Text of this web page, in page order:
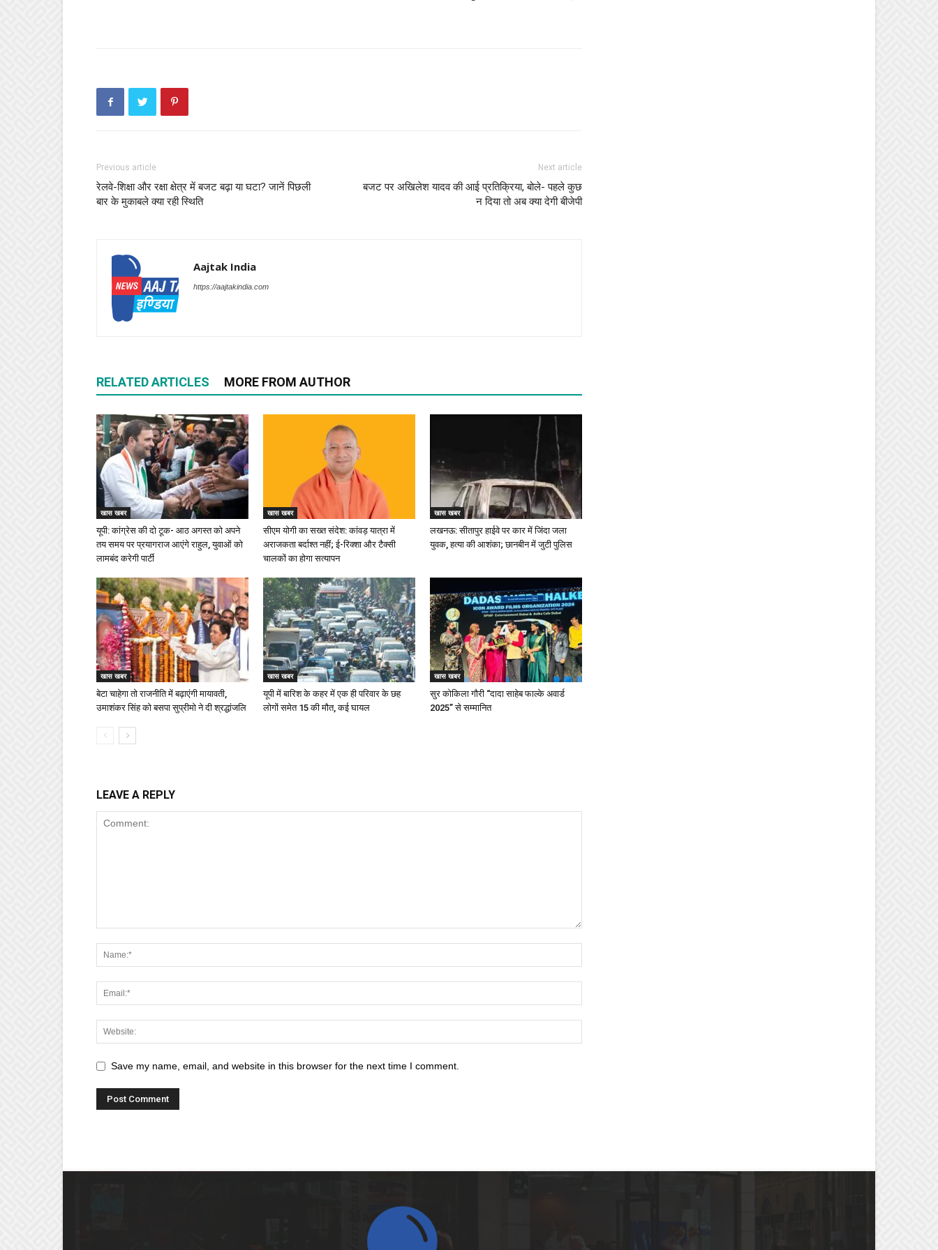
Previous article
रेलवे-शिक्षा और रक्षा क्षेत्र में बजट बढ़ा या घटा? जानें पिछली
बार के मुकाबले क्या रही स्थिति
Next article
बजट पर अखिलेश यादव की आई प्रतिक्रिया, बोले- पहले कुछ
न दिया तो अब क्या देगी बीजेपी
Aajtak India
https://aajtakindia.com
RELATED ARTICLES MORE FROM AUTHOR
खास खबर
यूपी: कांग्रेस की दो टूक- आठ अगस्त को अपने
तय समय पर प्रयागराज आएंगे राहुल, युवाओं को
लामबंद करेगी पार्टी
खास खबर
सीएम योगी का सख्त संदेश: कांवड़ यात्रा में
अराजकता बर्दाश्त नहीं; ई-रिक्शा और टैक्सी
चालकों का होगा सत्यापन
खास खबर
लखनऊ: सीतापुर हाईवे पर कार में जिंदा जला
युवक, हत्या की आशंका; छानबीन में जुटी पुलिस
खास खबर
बेटा चाहेगा तो राजनीति में बढ़ाएंगी मायावती,
उमाशंकर सिंह को बसपा सुप्रीमो ने दी श्रद्धांजलि
खास खबर
यूपी में बारिश के कहर में एक ही परिवार के छह
लोगों समेत 15 की मौत, कई घायल
खास खबर
सुर कोकिला गौरी “दादा साहेब फाल्के अवार्ड
2025” से सम्मानित
LEAVE A REPLY
Save my name, email, and website in this browser for the next time I comment.